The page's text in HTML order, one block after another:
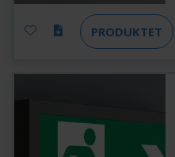
PRODUKTET